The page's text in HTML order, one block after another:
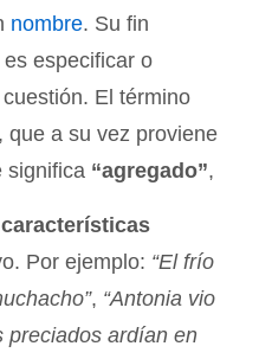
nombre. Su fin
especificar o
El término
, que a su vez proviene
significa “agregado”,
características
Por ejemplo: “El frío
, “Antonia vio
preciados ardían en